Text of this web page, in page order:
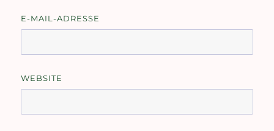
E-MAIL-ADRESSE
WEBSITE